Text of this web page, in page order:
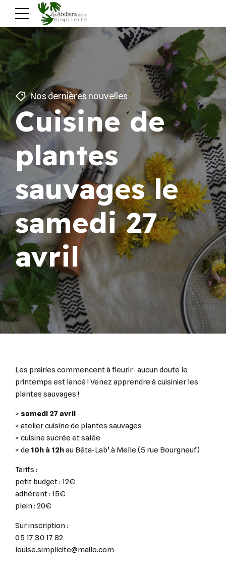
Nos dernières nouvelles
Cuisine de
plantes
sauvages le
samedi 27
avril
Les prairies commencent à fleurir : aucun doute le
printemps est lancé ! Venez apprendre à cuisinier les
plantes sauvages !
> samedi 27 avril
> atelier cuisine de plantes sauvages
> cuisine sucrée et salée
> de 10h à 12hau Bêta-Lab’ à Melle (5 rue Bourgneuf)
Tarifs :
petit budget : 12€
adhérent : 15€
plein : 20€
Sur inscription :
05 17 30 17 82
louise.simplicite@mailo.com